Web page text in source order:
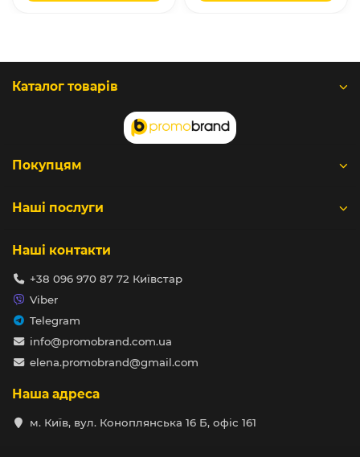
Каталог товарів
Покупцям
Наші послуги
Наші контакти
+38 096 970 87 72 Київстар
Viber
Telegram
info@promobrand.com.ua
elena.promobrand@gmail.com
Наша адреса
м. Київ, вул. Коноплянська 16 Б, офіс 161